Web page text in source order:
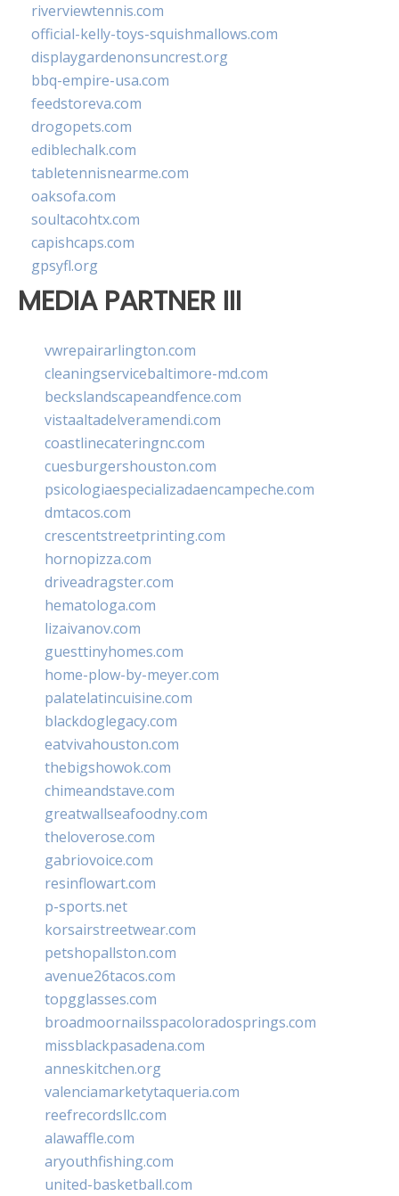
riverviewtennis.com
official-kelly-toys-squishmallows.com
displaygardenonsuncrest.org
bbq-empire-usa.com
feedstoreva.com
drogopets.com
ediblechalk.com
tabletennisnearme.com
oaksofa.com
soultacohtx.com
capishcaps.com
gpsyfl.org
MEDIA PARTNER III
vwrepairarlington.com
cleaningservicebaltimore-md.com
beckslandscapeandfence.com
vistaaltadelveramendi.com
coastlinecateringnc.com
cuesburgershouston.com
psicologiaespecializadaencampeche.com
dmtacos.com
crescentstreetprinting.com
hornopizza.com
driveadragster.com
hematologa.com
lizaivanov.com
guesttinyhomes.com
home-plow-by-meyer.com
palatelatincuisine.com
blackdoglegacy.com
eatvivahouston.com
thebigshowok.com
chimeandstave.com
greatwallseafoodny.com
theloverose.com
gabriovoice.com
resinflowart.com
p-sports.net
korsairstreetwear.com
petshopallston.com
avenue26tacos.com
topgglasses.com
broadmoornailsspacoloradosprings.com
missblackpasadena.com
anneskitchen.org
valenciamarketytaqueria.com
reefrecordsllc.com
alawaffle.com
aryouthfishing.com
united-basketball.com